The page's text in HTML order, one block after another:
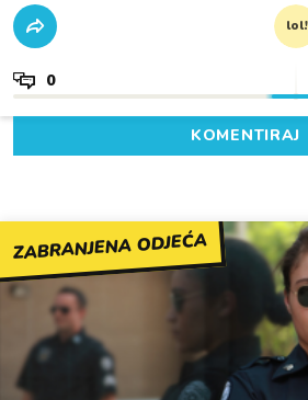
lol!
0
KOMENTIRAJ
ZABRANJENA ODJEĆA